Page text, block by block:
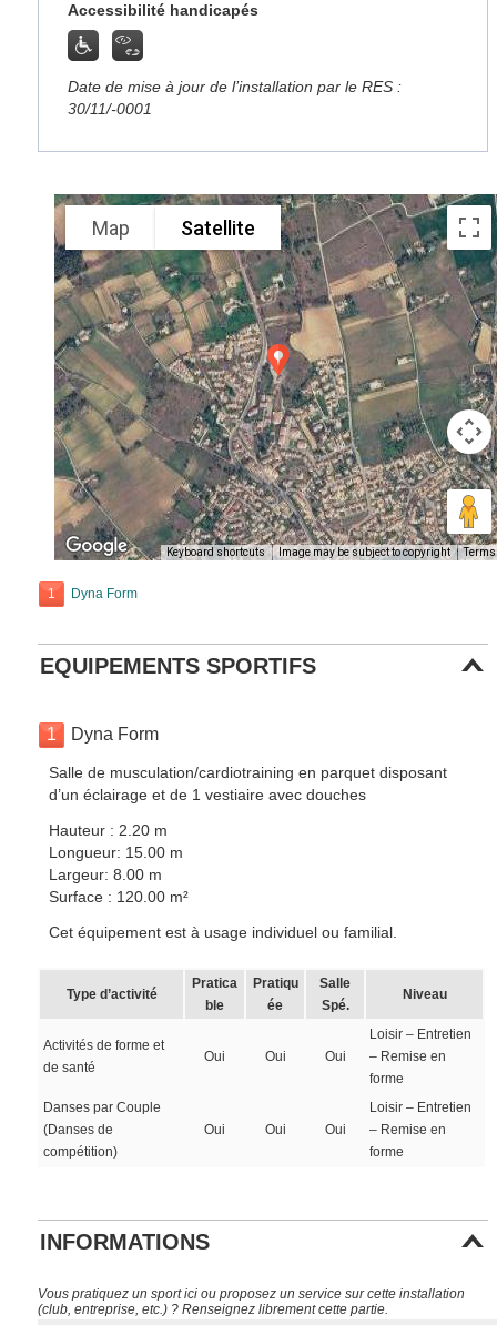
Accessibilité handicapés
Date de mise à jour de l’installation par le RES :
30/11/-0001
Map Satellite
Keyboard shortcuts Image may be subject to copyright Terms
1 Dyna Form
EQUIPEMENTS SPORTIFS
1 Dyna Form
Salle de musculation/cardiotraining en parquet disposant
d’un éclairage et de 1 vestiaire avec douches
Hauteur : 2.20 m
Longueur: 15.00 m
Largeur: 8.00 m
Surface : 120.00 m²
Cet équipement est à usage individuel ou familial.
Type d’activité
Pratica
ble
Pratiqu
ée
Salle
Spé.
Niveau
Activités de forme et
de santé
Oui Oui Oui
Loisir – Entretien
– Remise en
forme
Danses par Couple
(Danses de
compétition)
Oui Oui Oui
Loisir – Entretien
– Remise en
forme
INFORMATIONS
Vous pratiquez un sport ici ou proposez un service sur cette installation
(club, entreprise, etc.) ? Renseignez librement cette partie.